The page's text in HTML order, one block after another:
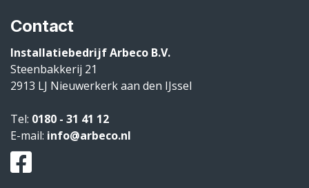
Contact
Installatiebedrijf Arbeco B.V.
Steenbakkerij 21
2913 LJ Nieuwerkerk aan den IJssel
Tel: 0180 - 31 41 12
E-mail: info@arbeco.nl